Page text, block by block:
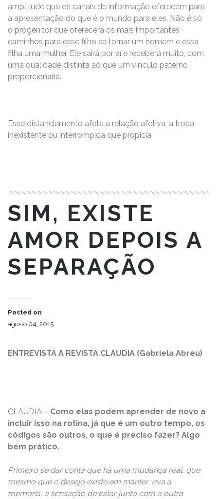
amplitude que os canais de informação oferecem para
a apresentação do que é o mundo para eles. Não é só
o progenitor que oferecerá os mais importantes
caminhos para esse filho se tornar um homem e essa
filha uma mulher. Ele sairá por aí e receberá muito, com
uma qualidade distinta ao que um vínculo paterno
proporcionaria.
Esse distanciamento afeta a relação afetiva, a troca
inexistente ou interrompida que propicia
SIM, EXISTE
AMOR DEPOIS A
SEPARAÇÃO
Posted on
agosto 04, 2015
ENTREVISTA A REVISTA CLAUDIA (Gabriela Abreu)
CLAUDIA – Como elas podem aprender de novo a
incluir isso na rotina, já que é um outro tempo, os
códigos são outros, o que é preciso fazer? Algo
bem prático.
Primeiro se dar conta que há uma mudança real, que
mesmo que o desejo existe em manter viva a
memoria, a sensação de estar junto com a outra